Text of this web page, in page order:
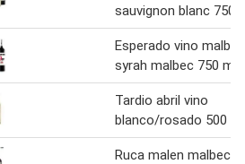
sauvignon blanc 750
Esperado vino malbec
syrah malbec 750 ml.
Tardio abril vino
blanco/rosado 500 ml
Ruca malen malbec